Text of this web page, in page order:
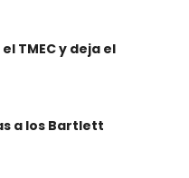
TMEC y deja el
a los Bartlett